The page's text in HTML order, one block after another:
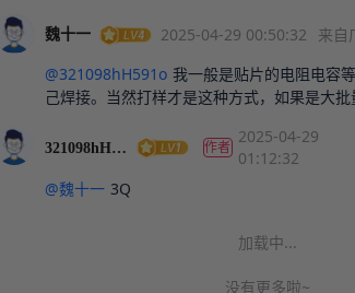
魏十一 2025-04-29 00:50:32 来自
@321098hH591o 我一般是贴片的电阻电容
己焊接。当然打样才是这种方式，如果是大
321098hH591o 作者
2025-04-29
01:12:32
@魏十一 3Q
加载中...
没有更多啦~